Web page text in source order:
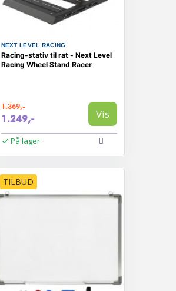
NEXT LEVEL RACING
Racing-stativ til rat - Next Level
Racing Wheel Stand Racer
1.369,-
1.249,- Vis
På lager
TILBUD